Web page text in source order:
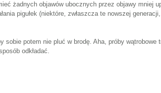
żadnych objawów ubocznych przez objawy mniej
pigułek (niektóre, zwłaszcza te nowszej
potem nie pluć w brodę. Aha, próby wątrobowe
odkładać.